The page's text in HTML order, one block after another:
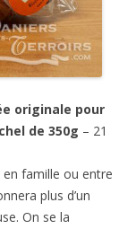
originale pour
de 350g – 21
famille ou entre
plus d’un
On se la